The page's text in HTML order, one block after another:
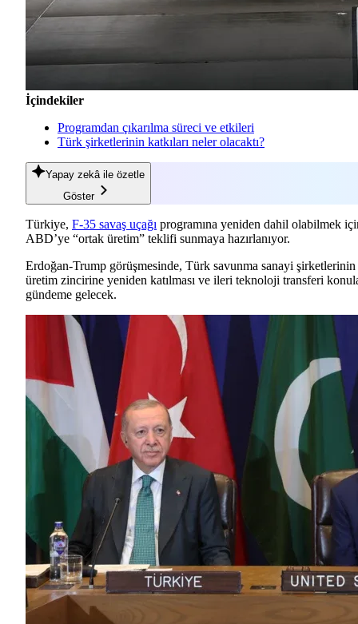
İçindekiler
Programdan çıkarılma süreci ve etkileri
Türk şirketlerinin katkıları neler olacaktı?
Yapay zekâ ile özetle
Göster
Türkiye, F-35 savaş uçağı programına yeniden dahil olabilmek
ABD’ye “ortak üretim” teklifi sunmaya hazırlanıyor.
Erdoğan-Trump görüşmesinde, Türk savunma sanayi şirketlerinin
üretim zincirine yeniden katılması ve ileri teknoloji transferi
gündeme gelecek.